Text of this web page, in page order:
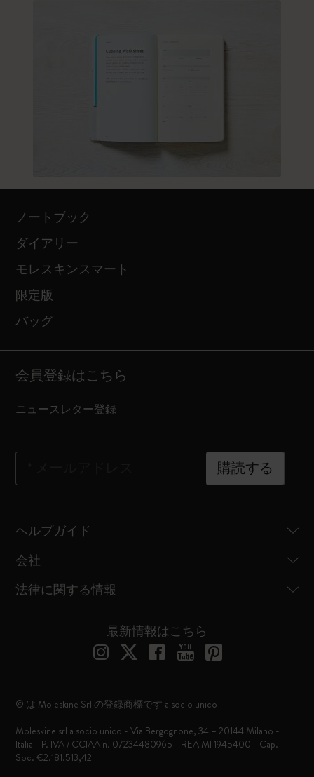
ノートブック
ダイアリー
モレスキンスマート
限定版
バッグ
会員登録はこちら
ニュースレター登録
購読する
ヘルプガイド
会社
法律に関する情報
最新情報はこちら
© は Moleskine Srl の登録商標です a socio unico
Moleskine srl a socio unico - Via Bergognone, 34 – 20144 Milano -
Italia - P. IVA / CCIAA n. 07234480965 - REA MI 1945400 - Cap.
Soc. €2.181.513,42